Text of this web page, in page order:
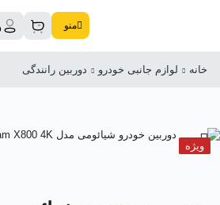
منو
خانه لوازم جانبی خودرو دوربین رانندگی
ویژه